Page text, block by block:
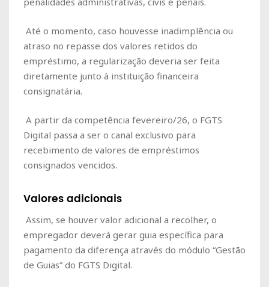
Até o momento, caso houvesse inadimplência ou
atraso no repasse dos valores retidos do
empréstimo, a regularização deveria ser feita
diretamente junto à instituição financeira
consignatária.
A partir da competência fevereiro/26, o FGTS
Digital passa a ser o canal exclusivo para
recebimento de valores de empréstimos
consignados vencidos.
Valores adicionais
Assim, se houver valor adicional a recolher, o
empregador deverá gerar guia específica para
pagamento da diferença através do módulo “Gestão
de Guias” do FGTS Digital.